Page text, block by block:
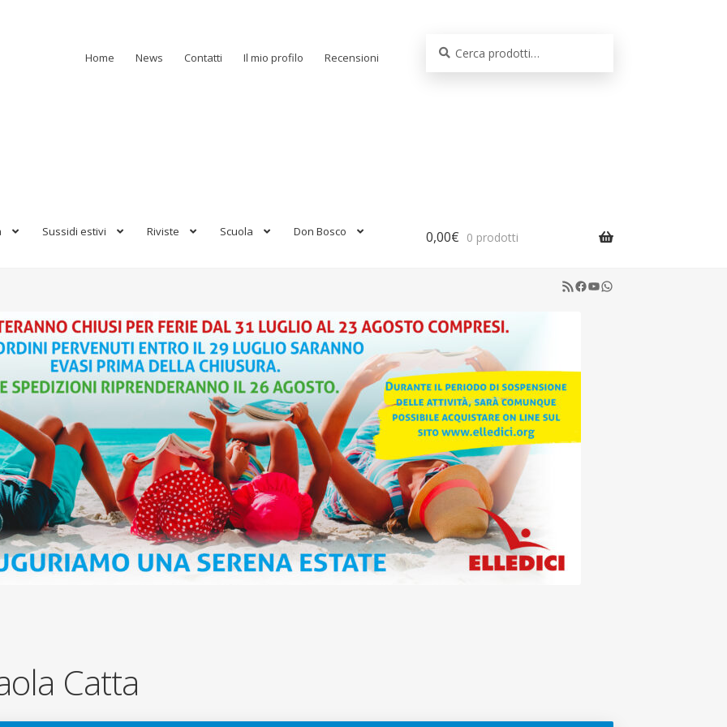
Home News Contatti Il mio profilo Recensioni
Sussidi estivi Riviste Scuola Don Bosco 0,00€ 0 prodotti
RSS Feed
Facebook
YouTube
WhatsApp
Catta